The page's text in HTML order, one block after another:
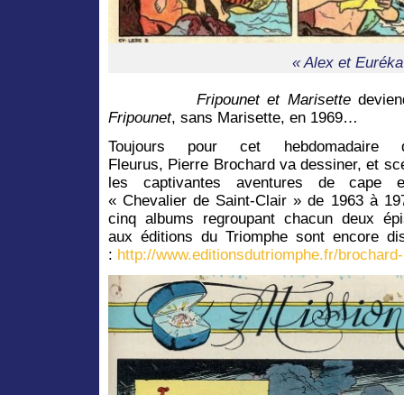
« Alex et
Fripounet et Marisette
Fripounet, sans Marisette, en 1969…
Toujours pour cet hebdomadaire
Fleurus, Pierre Brochard va dessiner, et
les captivantes aventures de cape
« Chevalier de Saint-Clair » de 1963 à
cinq albums regroupant chacun deux
aux éditions du Triomphe sont encore
: http://www.editionsdutriomphe.fr/